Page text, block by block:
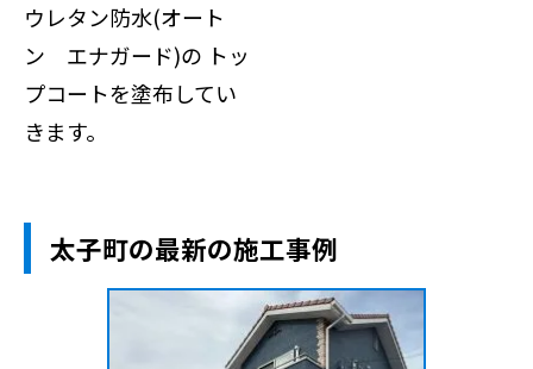
ウレタン防水(オート
ン エナガード)の トッ
プコートを塗布してい
きます。
太子町の最新の施工事例